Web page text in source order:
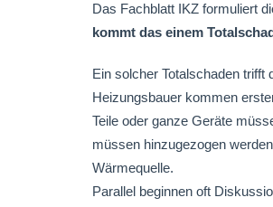
Das Fachblatt IKZ formuliert
kommt das einem
Ein solcher Totalschaden trifft
Heizungsbauer kommen
Teile oder ganze Geräte
müssen hinzugezogen
Wärmequelle.
Parallel beginnen oft